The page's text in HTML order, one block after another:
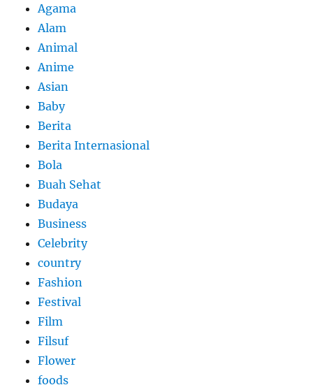
Agama
Alam
Animal
Anime
Asian
Baby
Berita
Berita Internasional
Bola
Buah Sehat
Budaya
Business
Celebrity
country
Fashion
Festival
Film
Filsuf
Flower
foods